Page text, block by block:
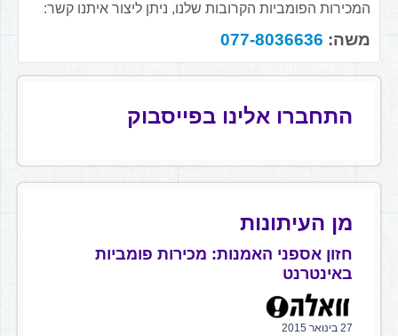
המכירות הפומביות הקרובות שלנו, ניתן ליצור איתנו קשר:
משה: 077-8036636
התחברו אלינו בפייסבוק
מן העיתונות
חזון אספני האמנות: מכירות פומביות
באינטרנט
27 בינואר 2015